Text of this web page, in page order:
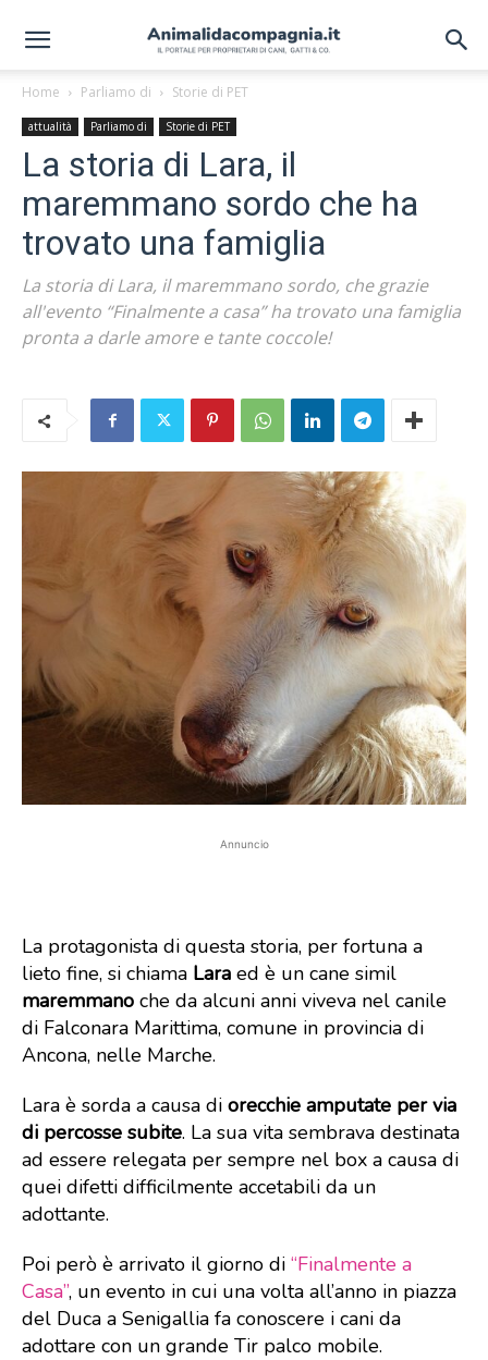
Home Parliamo di Storie di PET
attualità Parliamo di Storie di PET
La storia di Lara, il
maremmano sordo che ha
trovato una famiglia
La storia di Lara, il maremmano sordo, che grazie
all'evento “Finalmente a casa” ha trovato una famiglia
pronta a darle amore e tante coccole!
Annuncio
La protagonista di questa storia, per fortuna a
lieto fine, si chiama Lara ed è un cane simil
maremmano che da alcuni anni viveva nel canile
di Falconara Marittima, comune in provincia di
Ancona, nelle Marche.
Lara è sorda a causa di orecchie amputate per via
di percosse subite. La sua vita sembrava destinata
ad essere relegata per sempre nel box a causa di
quei difetti difficilmente accetabili da un
adottante.
Poi però è arrivato il giorno di “Finalmente a
Casa”, un evento in cui una volta all’anno in piazza
del Duca a Senigallia fa conoscere i cani da
adottare con un grande Tir palco mobile.